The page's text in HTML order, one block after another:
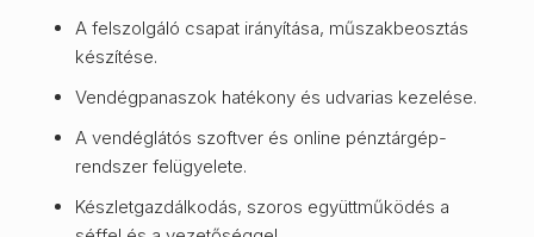
A felszolgáló csapat irányítása, műszakbeosztás
készítése.
Vendégpanaszok hatékony és udvarias kezelése.
A vendéglátós szoftver és online pénztárgép-
rendszer felügyelete.
Készletgazdálkodás, szoros együttműködés a